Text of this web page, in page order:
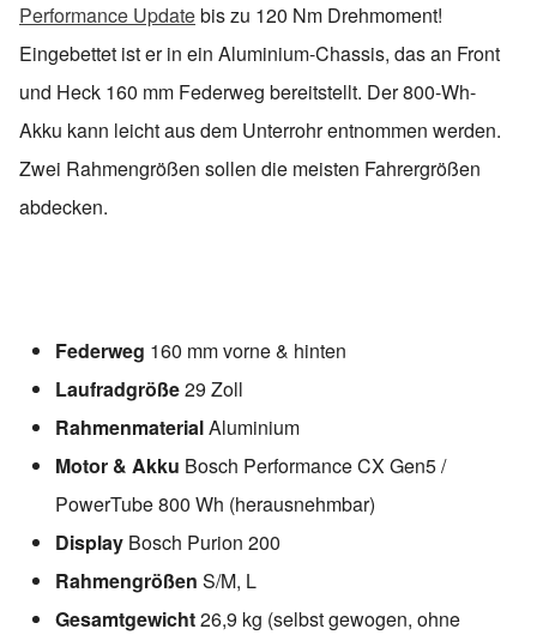
Performance Updatebis zu 120 Nm Drehmoment!
Eingebettet ist er in ein Aluminium-Chassis, das an Front
und Heck 160 mm Federweg bereitstellt. Der 800-Wh-
Akku kann leicht aus dem Unterrohr entnommen werden.
Zwei Rahmengrößen sollen die meisten Fahrergrößen
abdecken.
Federweg 160 mm vorne & hinten
Laufradgröße29 Zoll
RahmenmaterialAluminium
Motor & Akku Bosch Performance CX Gen5 /
PowerTube 800 Wh (herausnehmbar)
Display Bosch Purion 200
Rahmengrößen S/M, L
Gesamtgewicht26,9 kg (selbst gewogen, ohne